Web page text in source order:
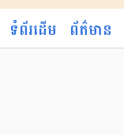
ទំព័រដើម ព័ត៌មាន